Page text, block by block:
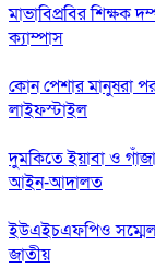
মাভাবিপ্রবির শিক্ষক
ক্যাম্পাস
কোন পেশার মানুষরা
লাইফস্টাইল
দুমকিতে ইয়াবা ও
আইন-আদালত
ইউএইচএফপিও
জাতীয়